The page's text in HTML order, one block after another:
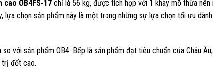
cao OB4FS-17 chỉ là 56 kg, được tích hợp với 1 khay mỡ thừa
lựa chọn sản phẩm này là một trong những sự lựa chọn tối ưu
với sản phẩm OB4. Bếp là sản phẩm đạt tiêu chuẩn của Châu
trị đốt cao.